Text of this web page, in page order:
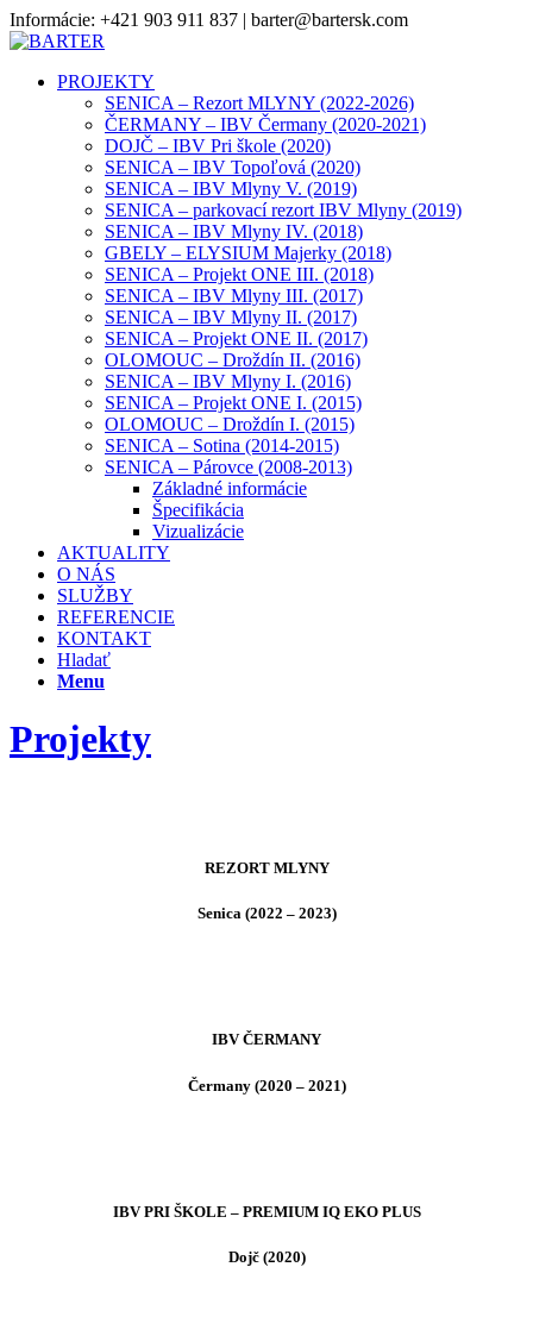
Informácie: +421 903 911 837 | barter@bartersk.com
PROJEKTY
SENICA – Rezort MLYNY (2022-2026)
ČERMANY – IBV Čermany (2020-2021)
DOJČ – IBV Pri škole (2020)
SENICA – IBV Topoľová (2020)
SENICA – IBV Mlyny V. (2019)
SENICA – parkovací rezort IBV Mlyny (2019)
SENICA – IBV Mlyny IV. (2018)
GBELY – ELYSIUM Majerky (2018)
SENICA – Projekt ONE III. (2018)
SENICA – IBV Mlyny III. (2017)
SENICA – IBV Mlyny II. (2017)
SENICA – Projekt ONE II. (2017)
OLOMOUC – Droždín II. (2016)
SENICA – IBV Mlyny I. (2016)
SENICA – Projekt ONE I. (2015)
OLOMOUC – Droždín I. (2015)
SENICA – Sotina (2014-2015)
SENICA – Párovce (2008-2013)
Základné informácie
Špecifikácia
Vizualizácie
AKTUALITY
O NÁS
SLUŽBY
REFERENCIE
KONTAKT
Hladať
Menu
Projekty
REZORT MLYNY
Senica (2022 – 2023)
IBV ČERMANY
Čermany (2020 – 2021)
IBV PRI ŠKOLE – PREMIUM IQ EKO PLUS
Dojč (2020)